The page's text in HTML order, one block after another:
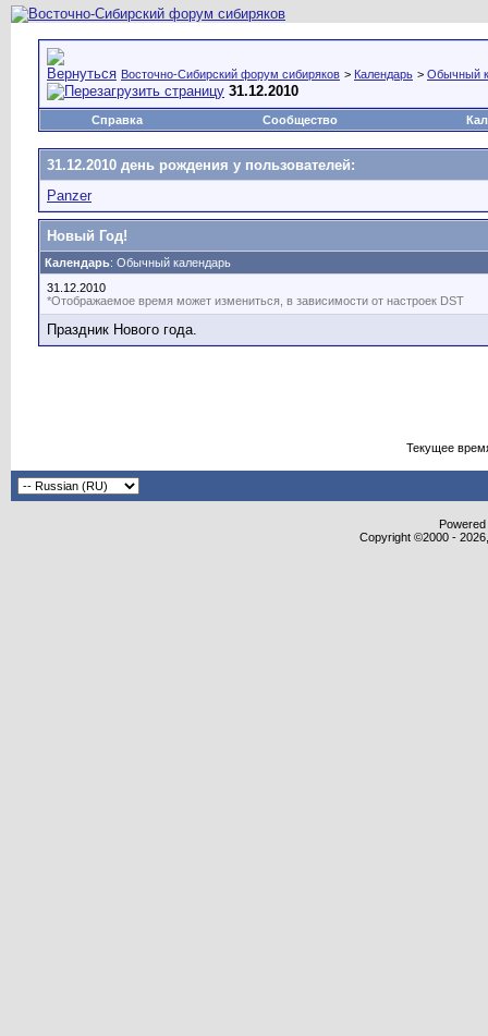
Восточно-Сибирский форум сибиряков > Календарь > Обычный
31.12.2010
Справка Сообщество
31.12.2010 день рождения у пользователей:
Panzer
Новый Год!
Календарь: Обычный календарь
31.12.2010
*Отображаемое время может измениться, в зависимости от настроек DST
Праздник Нового года.
Текущее
Copyright ©2000 -